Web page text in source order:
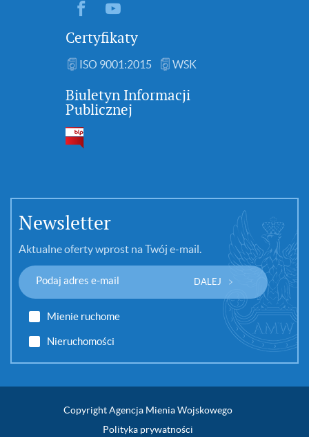
Biuletyn Informacji
Publicznej
Certyfikaty
ISO 9001:2015 WSK
Newsletter
Aktualne oferty wprost na Twój e-mail.
DALEJ
Mienie ruchome
Nieruchomości
Copyright Agencja Mienia Wojskowego
Polityka prywatności